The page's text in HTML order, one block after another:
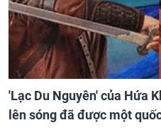
'Lạc Du Nguyên' của Hứa
lên sóng đã được một